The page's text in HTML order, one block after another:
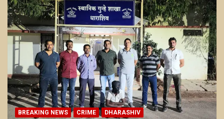
BREAKING NEWS CRIME DHARASHIV